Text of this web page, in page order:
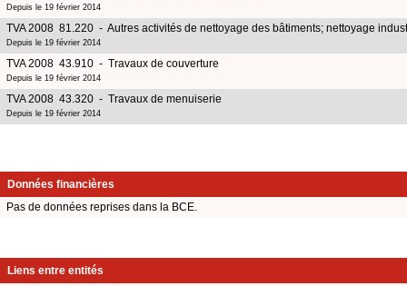
Depuis le 19 février 2014
TVA 2008 81.220 - Autres activités de nettoyage des bâtiments; nettoyage
Depuis le 19 février 2014
TVA 2008 43.910 - Travaux de couverture
Depuis le 19 février 2014
TVA 2008 43.320 - Travaux de menuiserie
Depuis le 19 février 2014
Données financières
Pas de données reprises dans la BCE.
Liens entre entités